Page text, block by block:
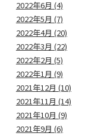
2022年6月 (4)
2022年5月 (7)
2022年4月 (20)
2022年3月 (22)
2022年2月 (5)
2022年1月 (9)
2021年12月 (10)
2021年11月 (14)
2021年10月 (9)
2021年9月 (6)